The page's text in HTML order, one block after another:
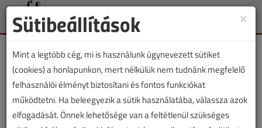
Toggle
VGF&HKL cikkvásárlás
×
Sütibeállítások
Mint a legtöbb cég, mi is használunk úgynevezett sütiket
(cookies) a honlapunkon, mert nélkülük nem tudnánk megfelelő
felhasználói élményt biztosítani és fontos funkciókat
működtetni. Ha beleegyezik a sütik használatába, válassza azok
elfogadását. Önnek lehetősége van a feltétlenül szükséges